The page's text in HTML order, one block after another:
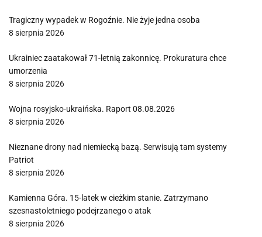
Tragiczny wypadek w Rogoźnie. Nie żyje jedna osoba
8 sierpnia 2026
Ukrainiec zaatakował 71-letnią zakonnicę. Prokuratura chce
umorzenia
8 sierpnia 2026
Wojna rosyjsko-ukraińska. Raport 08.08.2026
8 sierpnia 2026
Nieznane drony nad niemiecką bazą. Serwisują tam systemy
Patriot
8 sierpnia 2026
Kamienna Góra. 15-latek w cieżkim stanie. Zatrzymano
szesnastoletniego podejrzanego o atak
8 sierpnia 2026